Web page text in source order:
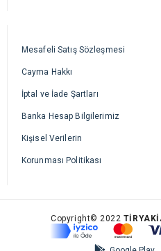
Mesafeli Satış Sözleşmesi
Cayma Hakkı
İptal ve İade Şartları
Banka Hesap Bilgilerimiz
Kişisel Verilerin
Korunması Politikası
Copyright© 2022